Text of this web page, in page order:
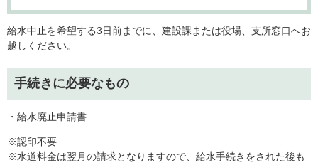
給水中止を希望する3日前までに、建設課または役場、支所窓口へお
越しください。
手続きに必要なもの
・給水廃止申請書
※認印不要
※水道料金は翌月の請求となりますので、給水手続きをされた後も